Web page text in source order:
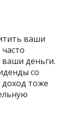
ваши
ваши деньги.
со
тоже